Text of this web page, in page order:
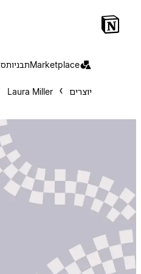
Marketplaceתבניות
יוצרים Laura Miller